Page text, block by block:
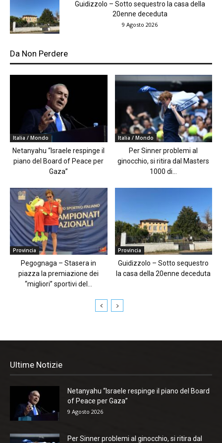
Guidizzolo – Sotto sequestro la casa della
20enne deceduta
9 Agosto 2026
Da Non Perdere
Italia / Mondo
Netanyahu “Israele respinge il
piano del Board of Peace per
Gaza”
Italia / Mondo
Per Sinner problemi al
ginocchio, si ritira dal Masters
1000 di...
Provincia
Pegognaga – Stasera in
piazza la premiazione dei
“migliori” sportivi del...
Provincia
Guidizzolo – Sotto sequestro
la casa della 20enne deceduta
Ultime Notizie
Netanyahu “Israele respinge il piano del Board
of Peace per Gaza”
9 Agosto 2026
Per Sinner problemi al ginocchio, si ritira dal